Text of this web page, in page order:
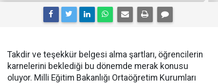
Takdir ve teşekkür belgesi alma şartları, öğrencilerin
karnelerini beklediği bu dönemde merak konusu
oluyor. Milli Eğitim Bakanlığı Ortaöğretim Kurumları